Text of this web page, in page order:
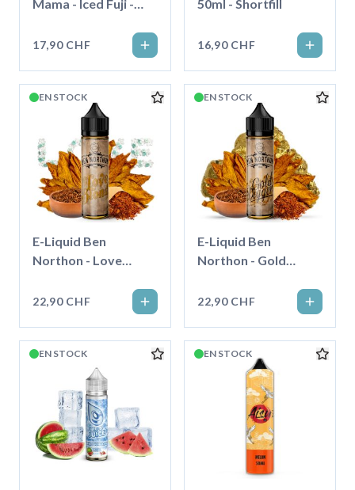
Mama - Iced Fuji -
17,90 CHF
50ml - Shortfill
16,90 CHF
EN STOCK
E-Liquid Ben
Northon - Love
''Shortfill''
22,90 CHF
EN STOCK
E-Liquid Ben
Northon - Gold
''Shortfill''
22,90 CHF
EN STOCK EN STOCK